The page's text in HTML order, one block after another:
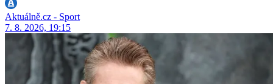
Aktuálně.cz - Sport
7. 8. 2026, 19:15